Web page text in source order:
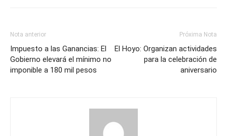
Nota anterior
Impuesto a las Ganancias: El
Gobierno elevará el mínimo no
imponible a 180 mil pesos
Próxima Nota
El Hoyo: Organizan actividades
para la celebración de
aniversario